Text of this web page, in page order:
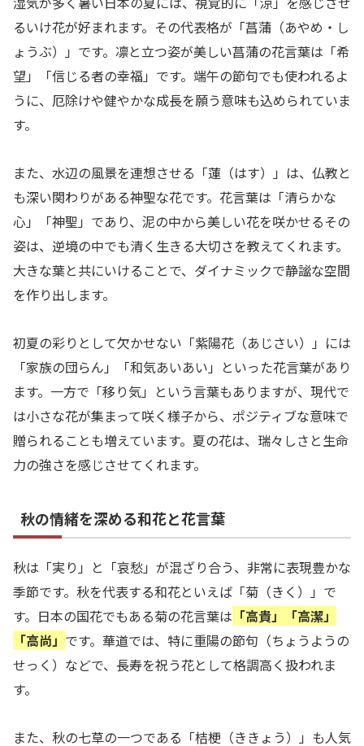
るいけ花が好まれます。その代表格が「菖蒲（あやめ・し
ょうぶ）」です。凛と立つ姿が美しい菖蒲の花言葉は「希
望」「信じる者の幸福」です。端午の節句でも使われるよ
うに、厄除けや健やかな成長を願う意味も込められていま
す。
また、水辺の風景を連想させる「蓮（はす）」は、仏教と
も深い関わりがある神聖な花です。花言葉は「清らかな
心」「神聖」であり、泥の中から美しい花を咲かせるその
姿は、逆境の中でも清く生きる大切さを教えてくれます。
大きな葉と共にいけることで、ダイナミックで静謐な空間
を作り出します。
初夏の彩りとして欠かせない「紫陽花（あじさい）」には
「家族の団らん」「和気あいあい」といった花言葉があり
ます。一方で「移り気」という言葉もありますが、現代で
は小さな花が集まって咲く様子から、ポジティブな意味で
贈られることも増えています。夏の花は、瑞々しさと生命
力の強さを感じさせてくれます。
秋の情緒を深める和花と花言葉
秋は「実り」と「哀愁」が混ざり合う、非常に表現豊かな
季節です。秋を代表する和花といえば「菊（きく）」で
す。日本の国花でもある菊の花言葉は 「高貴」「高潔」
「高尚」 です。華道では、特に重陽の節句（ちょうようの
せっく）などで、長寿を祝う花として格調高く扱われま
す。
また、秋の七草の一つである「桔梗（ききょう）」も人気